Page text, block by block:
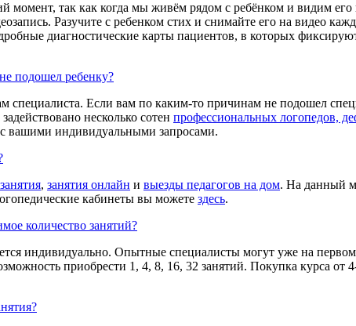
момент, так как когда мы живём рядом с ребёнком и видим
Разучите с ребенком стих и снимайте его на видео
диагностические карты пациентов, в которых
подошел ребенку?
специалиста. Если вам по каким-то причинам не подошел
несколько сотен профессиональных логопедов,
вашими индивидуальными запросами.
, занятия онлайн и выезды педагогов на дом. На данный
кабинеты вы можете здесь.
количество занятий?
индивидуально. Опытные специалисты могут уже на
приобрести 1, 4, 8, 16, 32 занятий. Покупка курса от